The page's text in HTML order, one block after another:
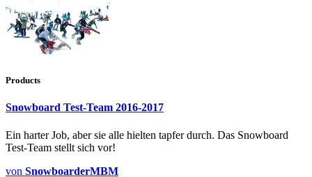
Products
Snowboard Test-Team 2016-2017
Ein harter Job, aber sie alle hielten tapfer durch. Das Snowboard
Test-Team stellt sich vor!
von SnowboarderMBM